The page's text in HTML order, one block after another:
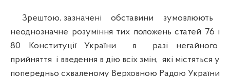
Зрештою, зазначені обставини зумовлюють
неоднозначне розуміння тих положень статей 76 і
80 Конституції України в разі негайного
прийняття і введення в дію всіх змін, які містяться у
попередньо схваленому Верховною Радою України